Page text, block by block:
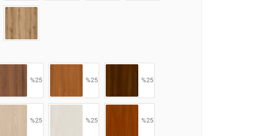
%25 %25 %25
%25 %25 %25